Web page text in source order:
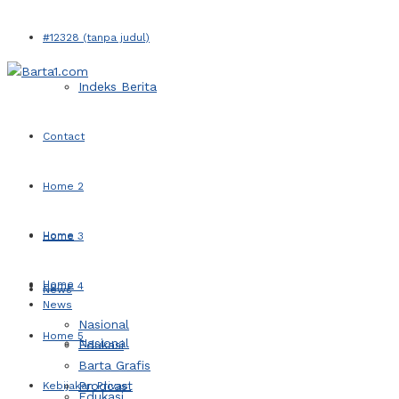
#12328 (tanpa judul)
Indeks Berita
Contact
Home 2
Home 3
Home 4
Home 5
Kebijakan Privasi
Home
News
Nasional
Home
News
Nasional
Edukasi
Barta Grafis
Prodcast